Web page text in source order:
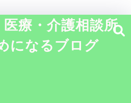
療・介護相談所
になるブログ